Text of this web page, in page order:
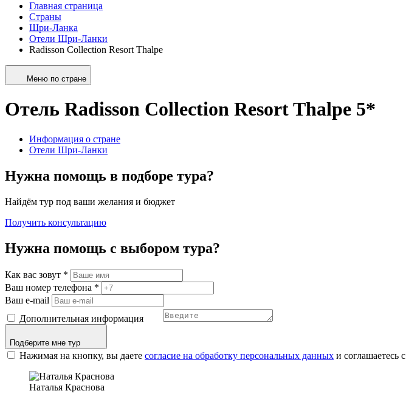
Главная страница
Страны
Шри-Ланка
Отели Шри-Ланки
Radisson Collection Resort Thalpe
Меню по стране
Отель Radisson Collection Resort Thalpe 5*
Информация о стране
Отели Шри-Ланки
Нужна помощь в подборе тура?
Найдём тур под ваши желания и бюджет
Получить консультацию
Нужна помощь с выбором тура?
Как вас зовут *
Ваш номер телефона *
Ваш e-mail
Дополнительная информация
Подберите мне тур
Нажимая на кнопку, вы даете согласие на обработку персональных данных и соглашаетесь c
Наталья Краснова